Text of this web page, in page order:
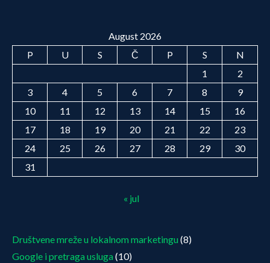
August 2026
P
U S Č P S
N
1
2
3
4 5 6 7 8
9
10
11 12 13 14 15
16
17
18 19 20 21 22
23
24
25 26 27 28 29
30
31
« jul
Društvene mreže u lokalnom marketingu(8)
Google i pretraga usluga(10)